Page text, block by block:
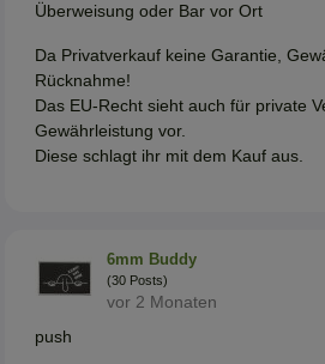
Überweisung oder Bar vor Ort
Da Privatverkauf keine Garantie,
Rücknahme!
Das EU-Recht sieht auch für private
Gewährleistung vor.
Diese schlagt ihr mit dem Kauf aus.
6mm Buddy
(30 Posts)
vor 2 Monaten
push